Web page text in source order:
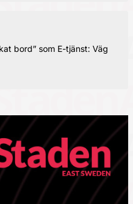
bord” som E-tjänst: Väg